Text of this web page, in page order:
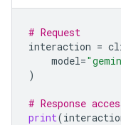
# Request
interaction =
model=
)
# Response
print(